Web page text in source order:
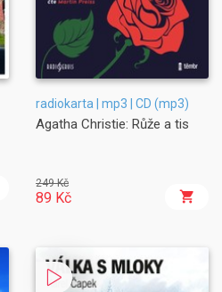
radiokarta | mp3 | CD (mp3)
Agatha Christie: Růže a tis
249 Kč
89 Kč